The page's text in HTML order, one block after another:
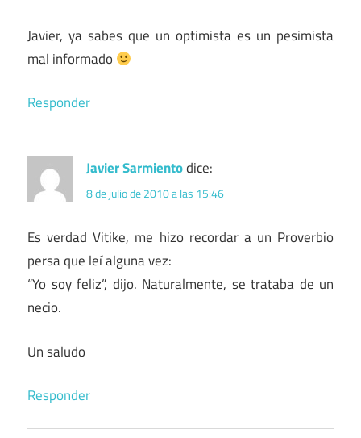
Javier, ya sabes que un optimista es un pesimista
mal informado
Responder
Javier Sarmientodice:
8 de julio de 2010 a las 15:46
Es verdad Vitike, me hizo recordar a un Proverbio
persa que leí alguna vez:
“Yo soy feliz”, dijo. Naturalmente, se trataba de un
necio.
Un saludo
Responder